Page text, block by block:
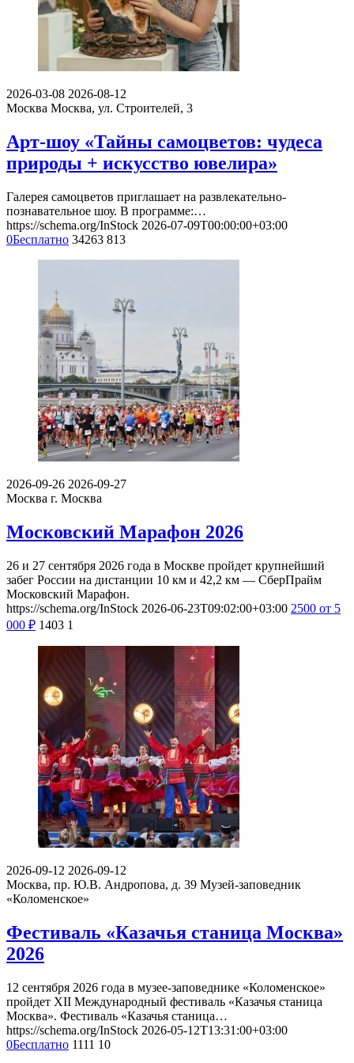
2026-03-08 2026-08-12
Москва Москва, ул. Строителей, 3
Арт-шоу «Тайны самоцветов: чудеса
природы + искусство ювелира»
Галерея самоцветов приглашает на развлекательно-
познавательное шоу. В программе:…
https://schema.org/InStock 2026-07-09T00:00:00+03:00
0Бесплатно 34263 813
2026-09-26 2026-09-27
Москва г. Москва
Московский Марафон 2026
26 и 27 сентября 2026 года в Москве пройдет крупнейший
забег России на дистанции 10 км и 42,2 км — СберПрайм
Московский Марафон.
https://schema.org/InStock 2026-06-23T09:02:00+03:00 2500 от 5
000 ₽ 1403 1
2026-09-12 2026-09-12
Москва, пр. Ю.В. Андропова, д. 39 Музей-заповедник
«Коломенское»
Фестиваль «Казачья станица Москва»
2026
12 сентября 2026 года в музее-заповеднике «Коломенское»
пройдет XII Международный фестиваль «Казачья станица
Москва». Фестиваль «Казачья станица…
https://schema.org/InStock 2026-05-12T13:31:00+03:00
0Бесплатно 1111 10